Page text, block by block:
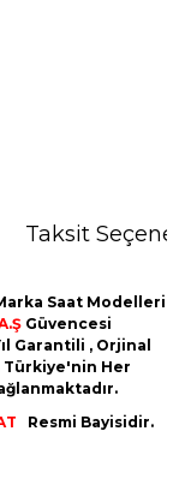
Taksit
Saat Modelleri
Güvencesi
Garantili , Orjinal
Türkiye'nin Her
Resmi Bayisidir.